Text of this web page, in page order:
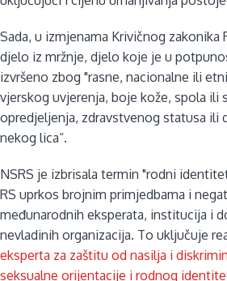
Sada, u izmjenama Krivičnog zakonika
djelo iz mržnje, djelo koje je u
izvršeno zbog "rasne, nacionalne ili
vjerskog uvjerenja, boje kože, spola ili
opredjeljenja, zdravstvenog statusa ili
nekog lica“.
NSRS je izbrisala termin "rodni
RS uprkos brojnim primjedbama i
međunarodnih eksperata, institucija i
nevladinih organizacija. To uključuje
eksperta za zaštitu od nasilja i
seksualne orijentacije i rodnog